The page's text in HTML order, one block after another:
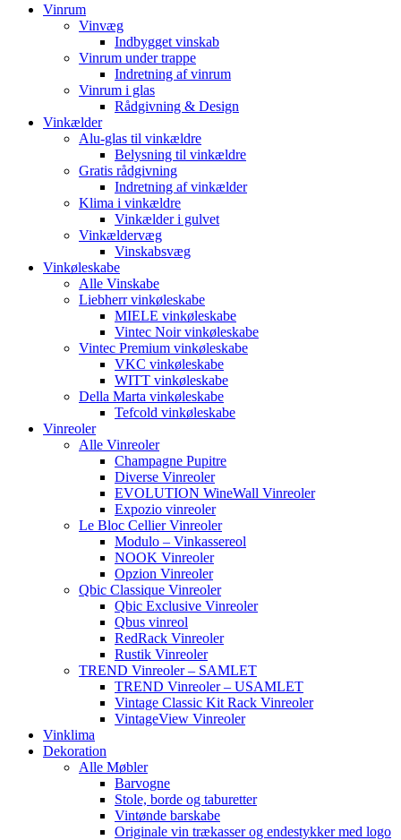
Vinrum
Vinvæg
Indbygget vinskab
Vinrum under trappe
Indretning af vinrum
Vinrum i glas
Rådgivning & Design
Vinkælder
Alu-glas til vinkældre
Belysning til vinkældre
Gratis rådgivning
Indretning af vinkælder
Klima i vinkældre
Vinkælder i gulvet
Vinkældervæg
Vinskabsvæg
Vinkøleskabe
Alle Vinskabe
Liebherr vinkøleskabe
MIELE vinkøleskabe
Vintec Noir vinkøleskabe
Vintec Premium vinkøleskabe
VKC vinkøleskabe
WITT vinkøleskabe
Della Marta vinkøleskabe
Tefcold vinkøleskabe
Vinreoler
Alle Vinreoler
Champagne Pupitre
Diverse Vinreoler
EVOLUTION WineWall Vinreoler
Expozio vinreoler
Le Bloc Cellier Vinreoler
Modulo – Vinkassereol
NOOK Vinreoler
Opzion Vinreoler
Qbic Classique Vinreoler
Qbic Exclusive Vinreoler
Qbus vinreol
RedRack Vinreoler
Rustik Vinreoler
TREND Vinreoler – SAMLET
TREND Vinreoler – USAMLET
Vintage Classic Kit Rack Vinreoler
VintageView Vinreoler
Vinklima
Dekoration
Alle Møbler
Barvogne
Stole, borde og taburetter
Vintønde barskabe
Originale vin trækasser og endestykker med logo